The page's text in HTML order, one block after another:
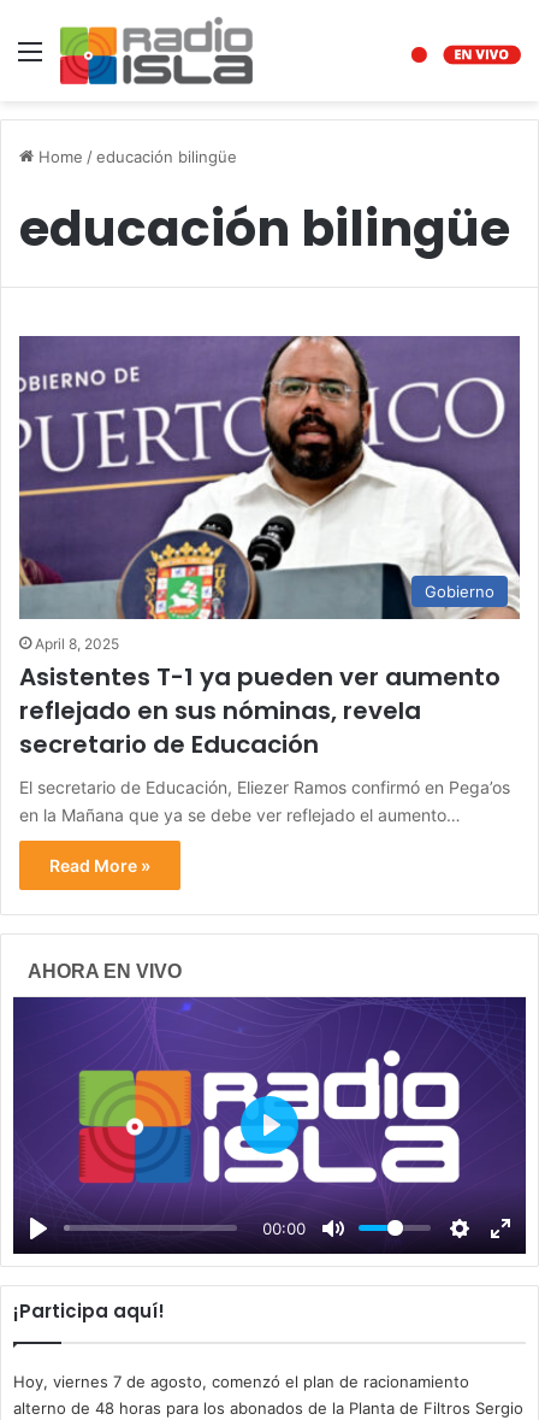
Menu
Home /educación bilingüe
educación bilingüe
Gobierno
April 8, 2025
Asistentes T-1 ya pueden ver aumento
reflejado en sus nóminas, revela
secretario de Educación
El secretario de Educación, Eliezer Ramos confirmó en Pega’os
en la Mañana que ya se debe ver reflejado el aumento…
Read More »
AHORA EN VIVO
00:00
P
a
y
¡Participa aquí!
Hoy, viernes 7 de agosto, comenzó el plan de racionamiento
alterno de 48 horas para los abonados de la Planta de Filtros Sergio